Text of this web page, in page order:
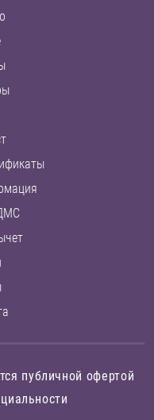
публичной офертой